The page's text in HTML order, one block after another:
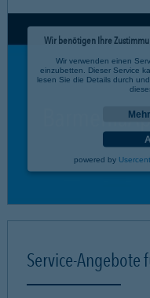
Wir benötigen Ihre
Wir verwenden einen
einzubetten. Dieser Service
lesen Sie die Details durch
powered by
Service-Angebote